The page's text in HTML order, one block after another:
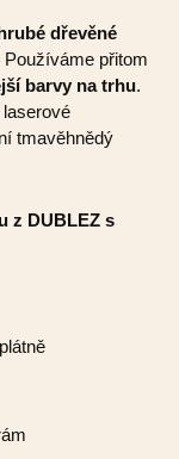
dřevěné
přitom
barvy na trhu.
tmavěhnědý
z DUBLEZ s